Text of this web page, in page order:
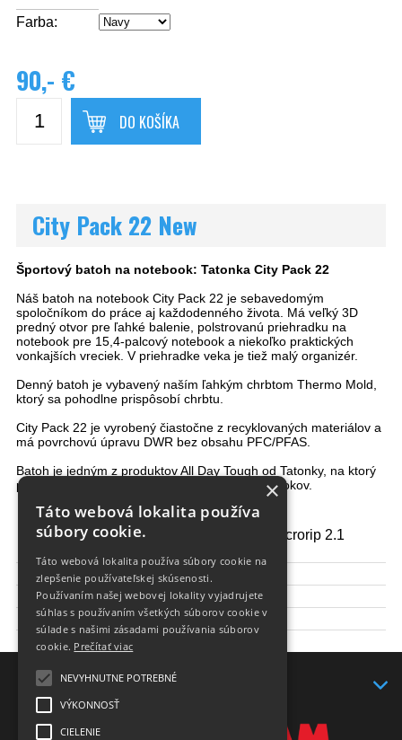
Farba:
90,- €
DO KOŠÍKA
City Pack 22 New
Športový batoh na notebook: Tatonka City Pack 22
Náš batoh na notebook City Pack 22 je sebavedomým
spoločníkom do práce aj každodenného života. Má veľký 3D
predný otvor pre ľahké balenie, polstrovanú priehradku na
notebook pre 15,4-palcový notebook a niekoľko praktických
vonkajších vreciek. V priehradke veka je tiež malý organizér.
Denný batoh je vybavený naším ľahkým chrbtom Thermo Mold,
ktorý sa pohodlne prispôsobí chrbtu.
City Pack 22 je vyrobený čiastočne z recyklovaných materiálov a
má povrchovú úpravu DWR bez obsahu PFC/PFAS.
Batoh je jedným z produktov All Day Tough od Tatonky, na ktorý
poskytujeme predĺženú záruku na výrobok 10 rokov.
reTex 6.6 Eco, T-Microrip 2.1
Hmotnosť(kg):
0.675 kg
Objem:
22 l
Rozmery:
51 x 30 x 15 cm
RECCO:
nie
×
Táto webová lokalita používa
súbory cookie.
Táto webová lokalita používa súbory cookie na
zlepšenie používateľskej skúsenosti.
Používaním našej webovej lokality vyjadrujete
súhlas s používaním všetkých súborov cookie v
súlade s našimi zásadami používania súborov
cookie. Prečítať viac
NEVYHNUTNE POTREBNÉ
VÝKONNOSŤ
CIELENIE